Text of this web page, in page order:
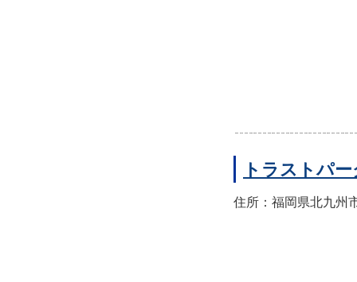
トラストパ
住所：福岡県北九州